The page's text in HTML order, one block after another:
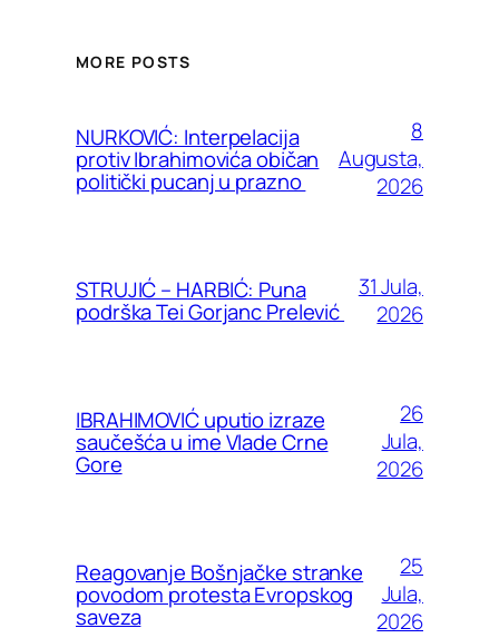
MORE POSTS
NURKOVIĆ: Interpelacija
protiv Ibrahimovića običan
politički pucanj u prazno
8
Augusta,
2026
STRUJIĆ – HARBIĆ: Puna
podrška Tei Gorjanc Prelević
31 Jula,
2026
IBRAHIMOVIĆ uputio izraze
saučešća u ime Vlade Crne
Gore
26
Jula,
2026
Reagovanje Bošnjačke stranke
povodom protesta Evropskog
saveza
25
Jula,
2026